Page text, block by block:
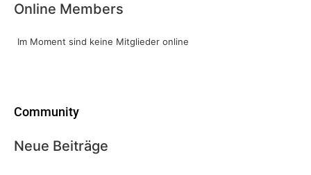
Online Members
Im Moment sind keine Mitglieder online
Community
Neue Beiträge